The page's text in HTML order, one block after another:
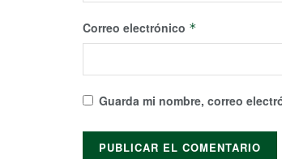
Correo electrónico *
Guarda mi nombre, correo